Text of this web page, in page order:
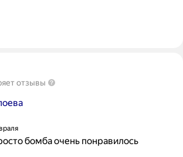
отзывы
бомба очень понравилось